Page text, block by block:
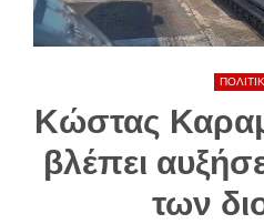
Kώστας
βλέπει
των